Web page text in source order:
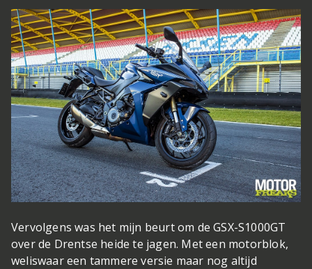
Vervolgens was het mijn beurt om de GSX-S1000GT
over de Drentse heide te jagen. Met een motorblok,
weliswaar een tammere versie maar nog altijd